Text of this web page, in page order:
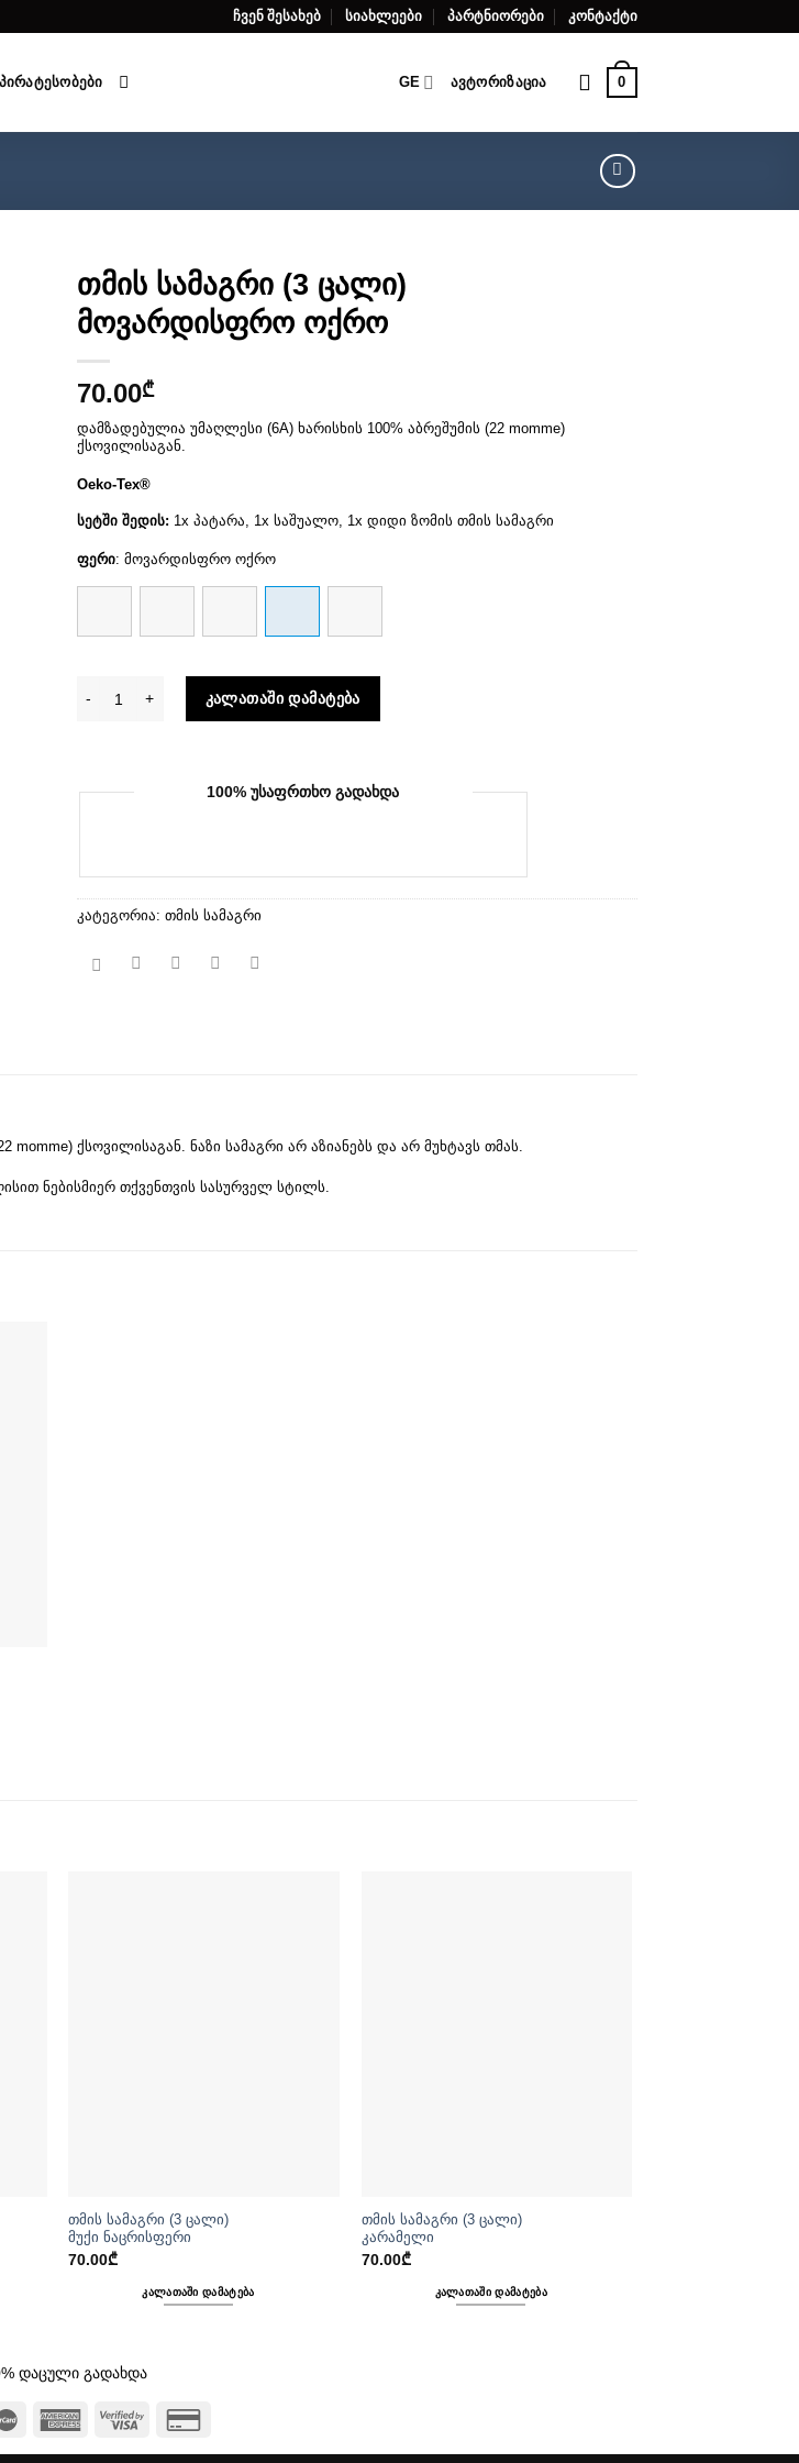
ჩვენ შესახებ სიახლეები პარტნიორები კონტაქტი
GE ᲐᲕᲢᲝᲠᲘᲖᲐᲪᲘᲐ 0
თმის სამაგრი (3 ცალი)
მოვარდისფრო ოქრო
70.00₾
დამზადებულია უმაღლესი (6A) ხარისხის 100% აბრეშუმის (22 momme)
ქსოვილისაგან.
Oeko-Tex®
სეტში შედის: 1x პატარა, 1x საშუალო, 1x დიდი ზომის თმის სამაგრი
ფერი: მოვარდისფრო ოქრო
რაოდენობა: თმის სამაგრი (3 ცალი) მოვარდისფრო ოქრო
ᲙᲐᲚᲐᲗᲐᲨᲘ ᲓᲐᲛᲐᲢᲔᲑᲐ
100% ᲣᲡᲐᲤᲠᲗᲮᲝ ᲒᲐᲓᲐᲮᲓᲐ
კატეგორია: თმის სამაგრი
ქსოვილისაგან. ნაზი სამაგრი არ აზიანებს და არ მუხტავს თმას.
ნებისმიერ თქვენთვის სასურველ სტილს.
თმის სამაგრი (3 ცალი)
მუქი ნაცრისფერი
70.00₾
ᲙᲐᲚᲐᲗᲐᲨᲘ ᲓᲐᲛᲐᲢᲔᲑᲐ
თმის სამაგრი (3 ცალი)
კარამელი
70.00₾
ᲙᲐᲚᲐᲗᲐᲨᲘ ᲓᲐᲛᲐᲢᲔᲑᲐ
დაცული გადახდა